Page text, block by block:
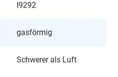
I9292
gasförmig
Schwerer als Luft